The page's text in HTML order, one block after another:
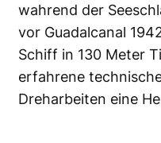
wahrend der
vor Guadalcanal
Schiff in 130 Meter
erfahrene
Dreharbeiten eine